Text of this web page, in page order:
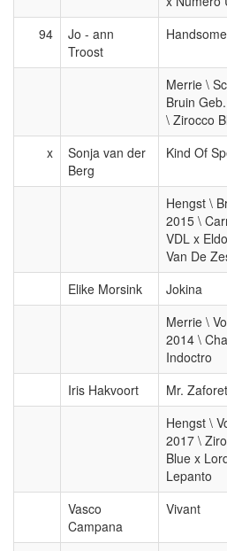
94
Jo - ann
Troost
Merrie \
Bruin
\ Zirocco
x
Sonja van der
Berg
Kind Of
Hengst \
2015 \
VDL x
Van De
Elike Morsink
Jokina
Merrie \
2014 \
Indoctro
Iris Hakvoort
Mr.
Hengst \
2017 \
Blue x
Lepanto
Vasco
Campana
Vivant